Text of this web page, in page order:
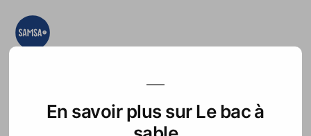
Aller
teste, on expérimente
Accueil France Télé
En savoir plus sur Le bac à